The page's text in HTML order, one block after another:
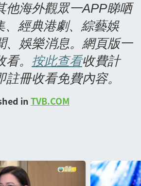
他海外觀眾一APP睇哂
、經典港劇、綜藝娛
、娛樂消息。網頁版一
。 按此查看收費計
冊收看免費內容。
inTVB.COM